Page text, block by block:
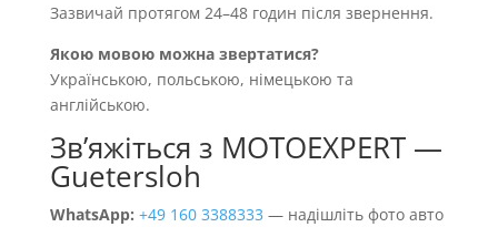
Зазвичай протягом 24–48 годин після звернення.
Якою мовою можна звертатися?
Українською, польською, німецькою та
англійською.
Звʼяжіться з MOTOEXPERT —
Guetersloh
WhatsApp: +49 160 3388333 — надішліть фото авто